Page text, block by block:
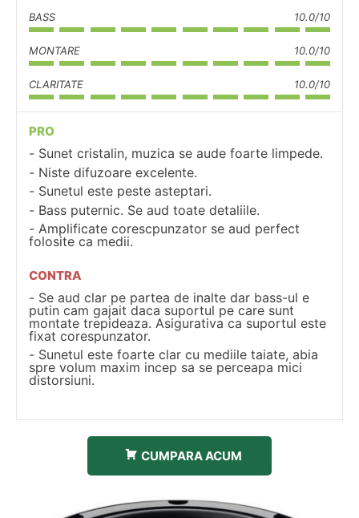
BASS 10.0/10
MONTARE 10.0/10
CLARITATE 10.0/10
PRO
Sunet cristalin, muzica se aude foarte limpede.
Niste difuzoare excelente.
Sunetul este peste asteptari.
Bass puternic. Se aud toate detaliile.
Amplificate corescpunzator se aud perfect
folosite ca medii.
CONTRA
Se aud clar pe partea de inalte dar bass-ul e
putin cam gajait daca suportul pe care sunt
montate trepideaza. Asigurativa ca suportul este
fixat corespunzator.
Sunetul este foarte clar cu mediile taiate, abia
spre volum maxim incep sa se perceapa mici
distorsiuni.
CUMPARA ACUM